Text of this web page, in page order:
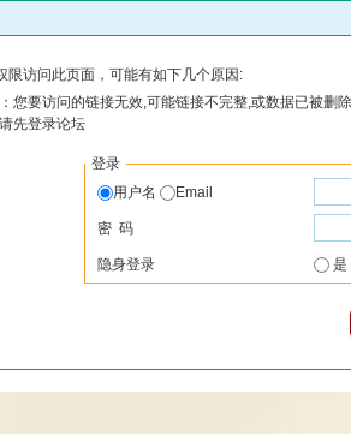
限访问此页面，可能有如下几个原因:
您要访问的链接无效,可能链接不完整,或数据已被删
先登录论坛
登录
用户名
Email
密 码
隐身登录